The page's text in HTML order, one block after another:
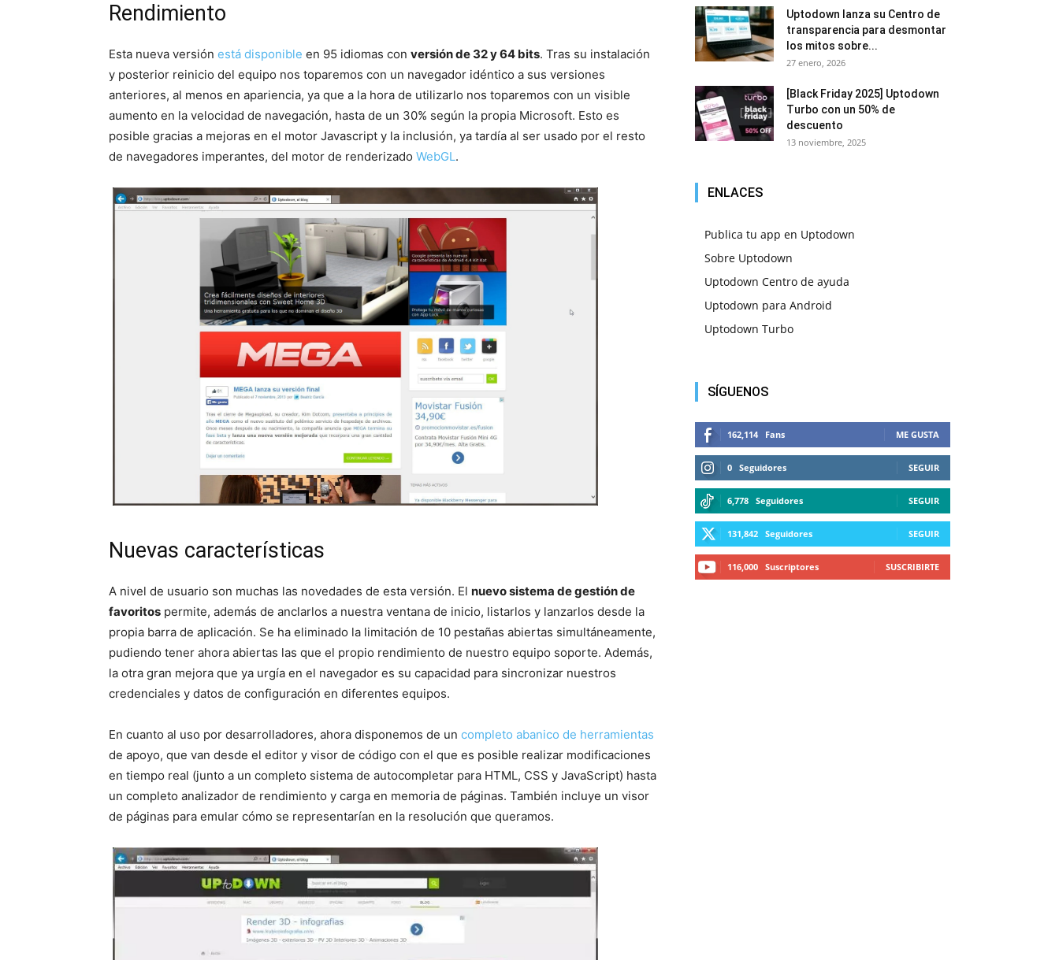
Rendimiento
Esta nueva versión está disponible en 95 idiomas con versión de 32 y 64 bits. Tras su instalación
y posterior reinicio del equipo nos toparemos con un navegador idéntico a sus versiones
anteriores, al menos en apariencia, ya que a la hora de utilizarlo nos toparemos con un visible
aumento en la velocidad de navegación, hasta de un 30% según la propia Microsoft. Esto es
posible gracias a mejoras en el motor Javascript y la inclusión, ya tardía al ser usado por el resto
de navegadores imperantes, del motor de renderizado WebGL.
Nuevas características
A nivel de usuario son muchas las novedades de esta versión. El nuevo sistema de gestión de
favoritos permite, además de anclarlos a nuestra ventana de inicio, listarlos y lanzarlos desde la
propia barra de aplicación. Se ha eliminado la limitación de 10 pestañas abiertas simultáneamente,
pudiendo tener ahora abiertas las que el propio rendimiento de nuestro equipo soporte. Además,
la otra gran mejora que ya urgía en el navegador es su capacidad para sincronizar nuestros
credenciales y datos de configuración en diferentes equipos.
En cuanto al uso por desarrolladores, ahora disponemos de un completo abanico de herramientas
de apoyo, que van desde el editor y visor de código con el que es posible realizar modificaciones
en tiempo real (junto a un completo sistema de autocompletar para HTML, CSS y JavaScript) hasta
un completo analizador de rendimiento y carga en memoria de páginas. También incluye un visor
de páginas para emular cómo se representarían en la resolución que queramos.
Uptodown lanza su Centro de
transparencia para desmontar
los mitos sobre...
27 enero, 2026
[Black Friday 2025] Uptodown
Turbo con un 50% de
descuento
13 noviembre, 2025
ENLACES
Publica tu app en Uptodown
Sobre Uptodown
Uptodown Centro de ayuda
Uptodown para Android
Uptodown Turbo
SÍGUENOS
162,114 Fans ME GUSTA
0 Seguidores SEGUIR
6,778 Seguidores SEGUIR
131,842 Seguidores SEGUIR
116,000 Suscriptores SUSCRIBIRTE